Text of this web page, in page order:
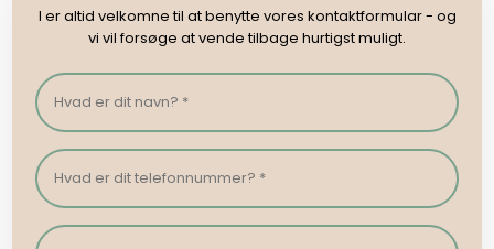
I er altid velkomne til at benytte vores kontaktformular - og
vi vil forsøge at vende tilbage hurtigst muligt.